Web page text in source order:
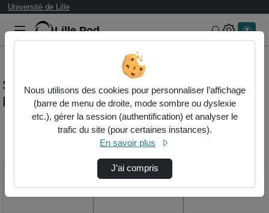
Université de Lille
Lille.Pod Rechercher
Statistiques de visualisation de la vidéo
Exercice marché concurrentiel long terme
Modifier la période de
Vue de la journée
Nous utilisons des cookies pour personnaliser l’affichage
(barre de menu de droite, mode sombre ou dyslexie
etc.), gérer la session (authentification) et analyser le
trafic du site (pour certaines instances).
En savoir plus
J’ai compris